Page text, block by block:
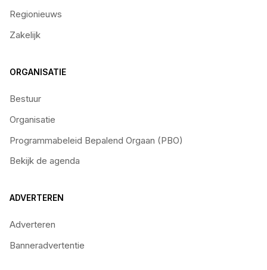
Regionieuws
Zakelijk
ORGANISATIE
Bestuur
Organisatie
Programmabeleid Bepalend Orgaan (PBO)
Bekijk de agenda
ADVERTEREN
Adverteren
Banneradvertentie